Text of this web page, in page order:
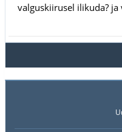
valguskiirusel ilikuda? ja